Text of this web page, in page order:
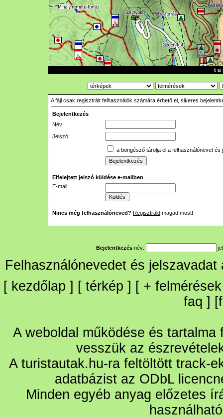
t u
A fájl csak regisztrált felhasználók számára érhető el, sikeres
Bejelentkezés
Név:
Jelszó:
a böngésző tárolja el a felhasználónevet és
Elfelejtett jelszó küldése e-mailben
E-mail:
Nincs még felhasználóneved? Regisztráld magad most!
Bejelentkezés név:
Felhasználónevedet és
[ kezdőlap ] [ térkép ] [ + felmérések
faq ] [
A weboldal működése és
vesszük az
A turistautak.hu-ra feltöltött track-
adatbázist az ODbL
Minden egyéb anyag előzetes